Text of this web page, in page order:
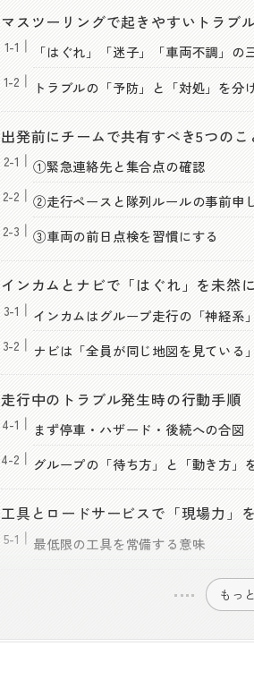
マスツーリングで起きやすいトラブ
「はぐれ」「迷子」「車両不調」の
トラブルの「予防」と「対処」を分
出発前にチームで共有すべき5つのこ
①緊急連絡先と集合点の確認
②走行ペースと隊列ルールの事前申
③車両の前日点検を習慣にする
インカムとナビで「はぐれ」を未然
インカムはグループ走行の「神経系」
ナビは「全員が同じ地図を見ている
走行中のトラブル発生時の行動手順
まず停車・ハザード・後続への合図
グループの「待ち方」と「動き方」
工具とロードサービスで「現場力」
最低限の工具を常備する意味
もっ